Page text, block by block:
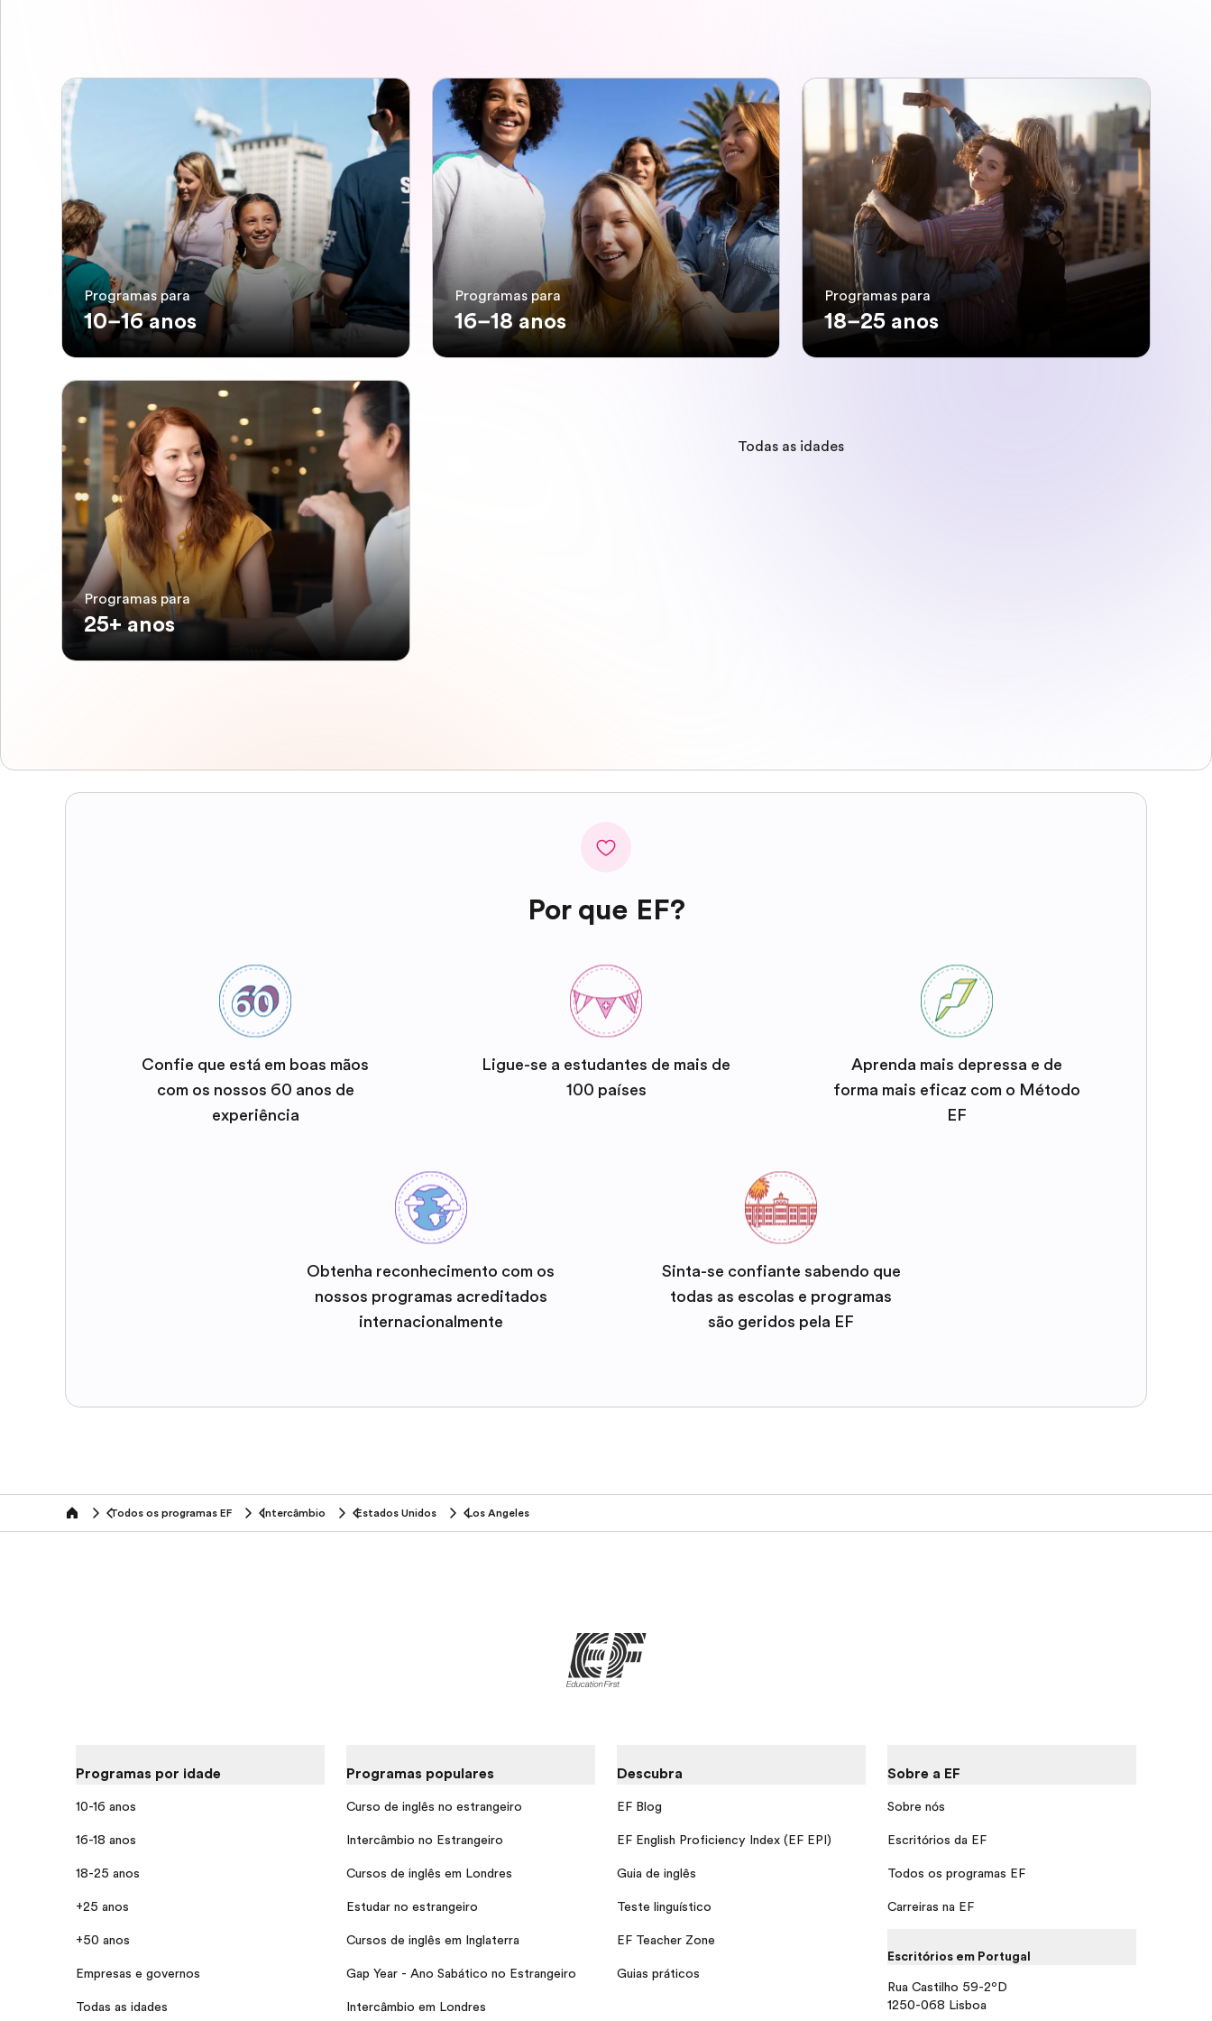
Programas para
10–16 anos
Programas para
16–18 anos
Programas para
18–25 anos
Programas para
25+ anos
Todas as idades
Por que EF?
Confie que está em boas mãos
com os nossos 60 anos de
experiência
Ligue-se a estudantes de mais de
100 países
Aprenda mais depressa e de
forma mais eficaz com o Método
EF
Obtenha reconhecimento com os
nossos programas acreditados
internacionalmente
Sinta-se confiante sabendo que
todas as escolas e programas
são geridos pela EF
home Todos os programas EF Intercâmbio Estados Unidos Los Angeles
Programas por idade
10-16 anos
16-18 anos
18-25 anos
+25 anos
+50 anos
Empresas e governos
Todas as idades
Programas populares
Curso de inglês no estrangeiro
Intercâmbio no Estrangeiro
Cursos de inglês em Londres
Estudar no estrangeiro
Cursos de inglês em Inglaterra
Gap Year - Ano Sabático no Estrangeiro
Intercâmbio em Londres
Descubra
EF Blog
EF English Proficiency Index (EF EPI)
Guia de inglês
Teste linguístico
EF Teacher Zone
Guias práticos
Sobre a EF
Sobre nós
Escritórios da EF
Todos os programas EF
Carreiras na EF
Escritórios em Portugal
Rua Castilho 59-2ºD
1250-068 Lisboa